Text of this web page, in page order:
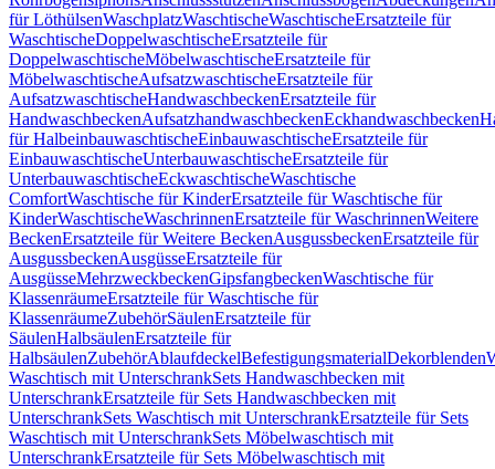
für LöthülsenWaschplatzWaschtischeWaschtischeErsatzteile für
WaschtischeDoppelwaschtischeErsatzteile für
DoppelwaschtischeMöbelwaschtischeErsatzteile für
MöbelwaschtischeAufsatzwaschtischeErsatzteile für
AufsatzwaschtischeHandwaschbeckenErsatzteile für
HandwaschbeckenAufsatzhandwaschbeckenEckhandwaschbecken
für HalbeinbauwaschtischeEinbauwaschtischeErsatzteile für
EinbauwaschtischeUnterbauwaschtischeErsatzteile für
UnterbauwaschtischeEckwaschtischeWaschtische
ComfortWaschtische für KinderErsatzteile für Waschtische für
KinderWaschtischeWaschrinnenErsatzteile für WaschrinnenWeitere
BeckenErsatzteile für Weitere BeckenAusgussbeckenErsatzteile für
AusgussbeckenAusgüsseErsatzteile für
AusgüsseMehrzweckbeckenGipsfangbeckenWaschtische für
KlassenräumeErsatzteile für Waschtische für
KlassenräumeZubehörSäulenErsatzteile für
SäulenHalbsäulenErsatzteile für
HalbsäulenZubehörAblaufdeckelBefestigungsmaterialDekorblenden
Waschtisch mit UnterschrankSets Handwaschbecken mit
UnterschrankErsatzteile für Sets Handwaschbecken mit
UnterschrankSets Waschtisch mit UnterschrankErsatzteile für Sets
Waschtisch mit UnterschrankSets Möbelwaschtisch mit
UnterschrankErsatzteile für Sets Möbelwaschtisch mit